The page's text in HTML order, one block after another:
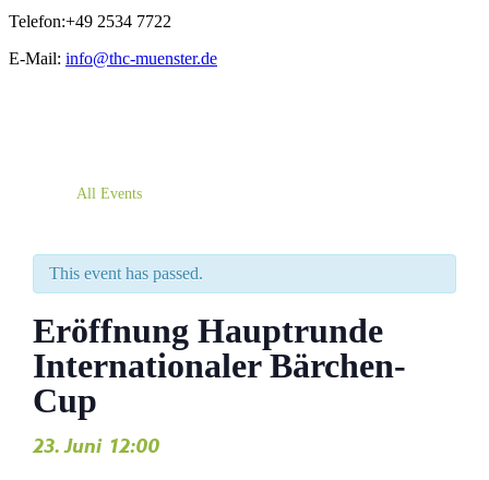
Telefon:+49 2534 7722
E-Mail: info@thc-muenster.de
All Events
This event has passed.
Eröffnung Hauptrunde
Internationaler Bärchen-
Cup
23. Juni 12:00